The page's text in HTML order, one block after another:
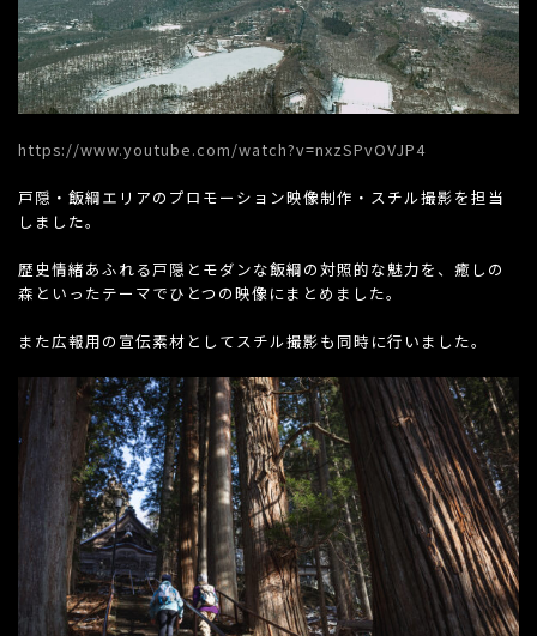
https://www.youtube.com/watch?v=nxzSPvOVJP4
戸隠・飯綱エリアのプロモーション映像制作・スチル撮影を担当
しました。
歴史情緒あふれる戸隠とモダンな飯綱の対照的な魅力を、癒しの
森といったテーマでひとつの映像にまとめました。
また広報用の宣伝素材としてスチル撮影も同時に行いました。